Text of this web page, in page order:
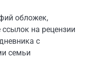
обложек,
на рецензии
с
семьи